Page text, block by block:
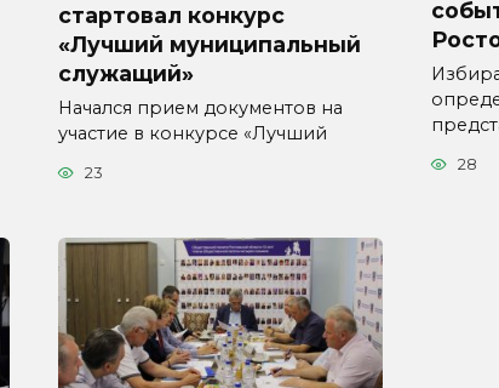
стартовал конкурс
«Лучший муниципальный
служащий»
Начался прием документов на
участие в конкурсе «Лучший
23 28